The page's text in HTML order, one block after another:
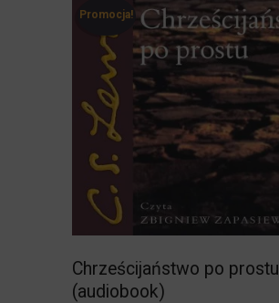
Promocja!
Chrześcijaństwo po prostu
(audiobook)